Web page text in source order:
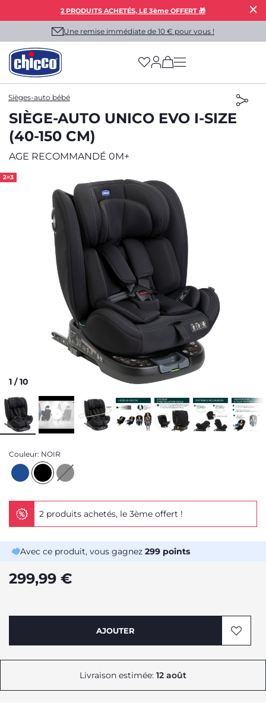
2 PRODUITS ACHETÉS, LE 3ème OFFERT 🎁
Une remise immédiate de 10 € pour vous !
(has more options
Sièges-auto bébé
SIÈGE-AUTO UNICO EVO I-SIZE
(40-150 CM)
AGE RECOMMANDÉ 0M+
2=3
1 /10
Couleur: NOIR
2 produits achetés, le 3ème offert !
Avec ce produit, vous gagnez 299 points
299,99 €
AJOUTER
Livraison estimée: 12 août